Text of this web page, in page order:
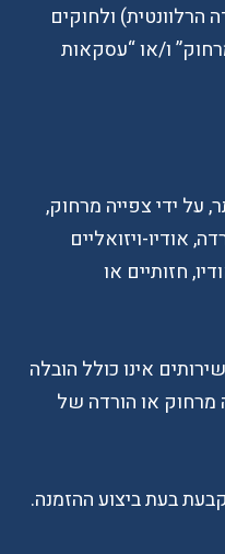
ולחוקים
ו/או “עסקאות
ידי צפייה מרחוק,
אודיו-ויזואליים
חזותיים או
אינו כולל הובלה
מרחוק או הורדה של
בעת ביצוע ההזמנה.